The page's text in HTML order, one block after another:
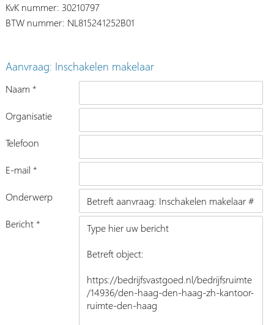
KvK nummer: 30210797
BTW nummer: NL815241252B01
Aanvraag: Inschakelen makelaar
Naam *
Organisatie
Telefoon
E-mail *
Onderwerp
Bericht *